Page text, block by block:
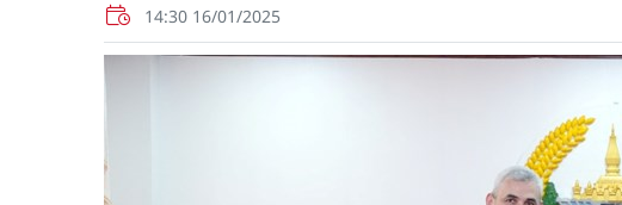
14:30 16/01/2025